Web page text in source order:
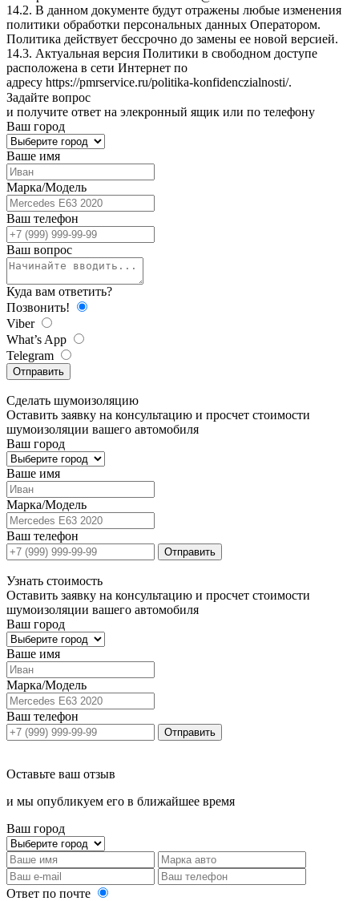
14.2. В данном документе будут отражены любые изменения
политики обработки персональных данных Оператором.
Политика действует бессрочно до замены ее новой версией.
14.3. Актуальная версия Политики в свободном доступе
расположена в сети Интернет по
адресу https://pmrservice.ru/politika-konfidenczialnosti/.
Задайте вопрос
и получите ответ на элекронный ящик или по телефону
Ваш город
Ваше имя
Марка/Модель
Ваш телефон
Ваш вопрос
Куда вам ответить?
Позвонить!
Viber
What’s App
Telegram
Отправить
Сделать шумоизоляцию
Оставить заявку на консультацию и просчет стоимости
шумоизоляции вашего автомобиля
Ваш город
Ваше имя
Марка/Модель
Ваш телефон
Отправить
Узнать стоимость
Оставить заявку на консультацию и просчет стоимости
шумоизоляции вашего автомобиля
Ваш город
Ваше имя
Марка/Модель
Ваш телефон
Отправить
Оставьте ваш отзыв
и мы опубликуем его в ближайшее время
Ваш город
Ответ по почте